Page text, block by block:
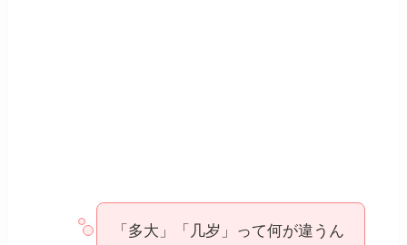
「多大」「几岁」って何が違うん